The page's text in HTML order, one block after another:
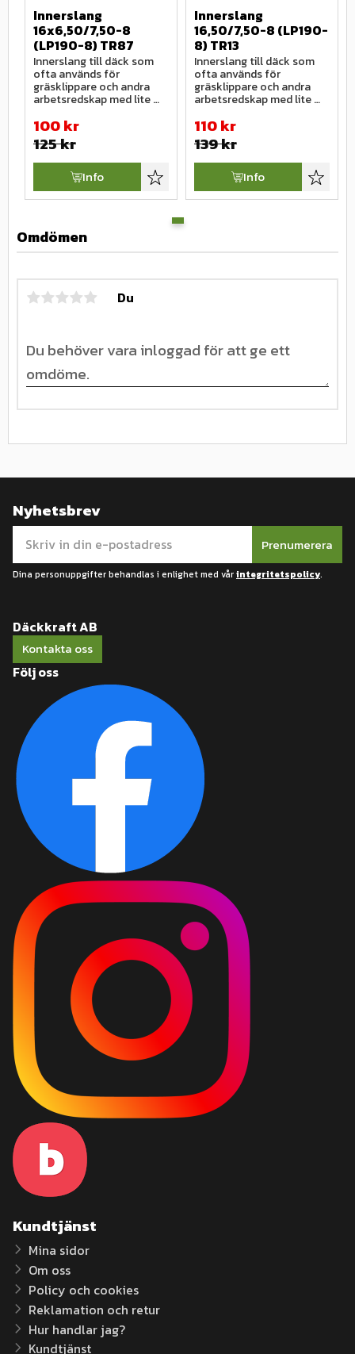
Innerslang
16x6,50/7,50-8
(LP190-8) TR87
Innerslang till däck som
ofta används för
gräsklippare och andra
arbetsredskap med lite
100kr
125kr
Lägg till i favoriter
Info
Innerslang
16,50/7,50-8 (LP190-
8) TR13
Innerslang till däck som
ofta används för
gräsklippare och andra
arbetsredskap med lite
110kr
139kr
Lägg
Info
Omdömen
Du
Nyhetsbrev
Prenumerera
Dina personuppgifter behandlas i enlighet med vårintegritetspolicy.
Däckkraft AB
Kontakta oss
Följ oss
Kundtjänst
Mina sidor
Om oss
Policy och cookies
Reklamation och retur
Hur handlar jag?
Kundtjänst